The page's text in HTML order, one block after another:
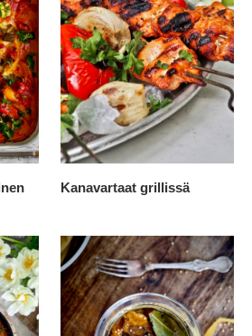
Kanavartaat grillissä